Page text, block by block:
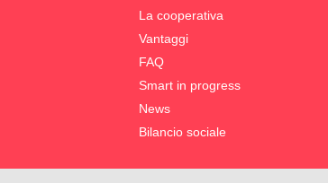
La cooperativa
Vantaggi
FAQ
Smart in progress
News
Bilancio sociale